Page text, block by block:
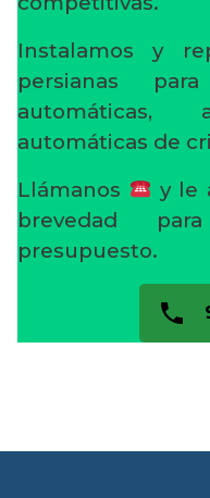
Instalamos y
persianas
automáticas de
Llámanos
y le
brevedad
presupuesto.